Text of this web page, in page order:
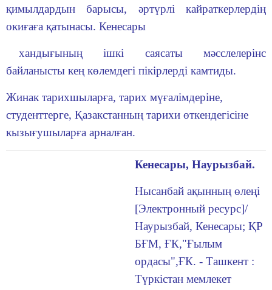
қимылдардын барысы, әртүрлі кайраткерлердің
окиғаға қатынасы. Кенесары
хандығының ішкі саясаты мәсслелерінс
байланысты кең көлемдегі пікірлерді камтиды.
Жинак тарихшыларға, тарих мүғалімдеріне,
студенттерге, Қазакстанның тарихи өткендегісіне
кызығушыларға арналған.
Кенесары, Наурызбай.
Нысанбай ақынның өлеңі
[Электронный ресурс]/
Наурызбай, Кенесары; ҚР
БҒМ, ҒК,"Ғылым
ордасы",ҒК. - Ташкент :
Түркістан мемлекет